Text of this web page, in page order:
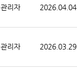
관리자 2026.04.04
관리자 2026.03.29